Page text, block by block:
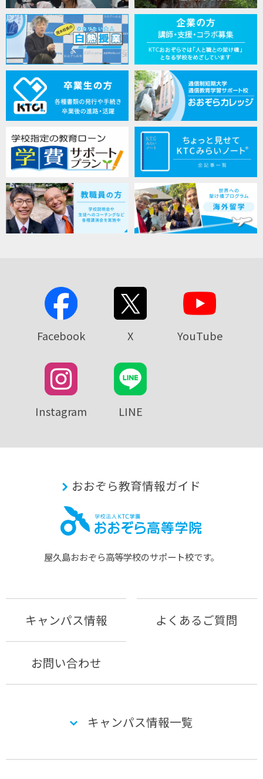
Facebook X YouTube
Instagram LINE
おおぞら教育情報ガイド
屋久島おおぞら⾼等学校のサポート校です。
キャンパス情報 よくあるご質問
お問い合わせ
キャンパス情報一覧